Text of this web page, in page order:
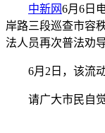
中新网6月6日
岸路三段巡查市容
法人员再次普法劝
6月2日，该流动
请广大市民自觉